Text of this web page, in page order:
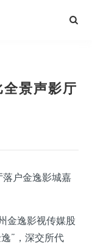
景声影厅
金逸影视传媒股
”，深交所代